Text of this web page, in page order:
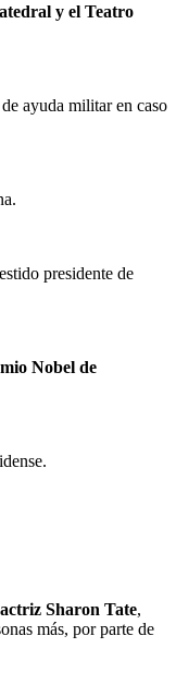
y el Teatro
de ayuda militar en caso
presidente de
Nobel de
Sharon Tate,
más, por parte de